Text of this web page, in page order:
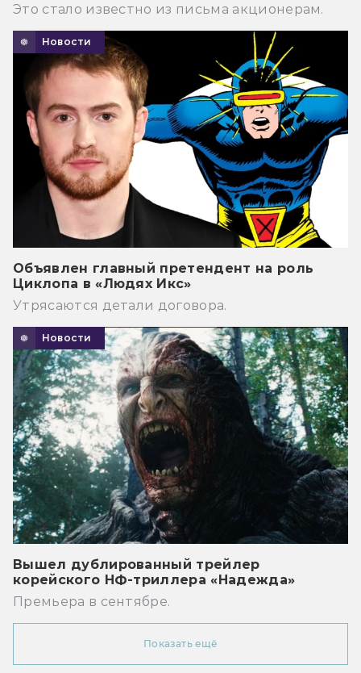
Это стало известно из письма акционерам.
Новости
Объявлен главный претендент на роль
Циклопа в «Людях Икс»
Утрясаются детали договора.
Новости
Вышел дублированный трейлер
корейского НФ-триллера «Надежда»
Премьера в сентябре.
Показать ещё